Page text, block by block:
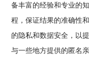
备丰富的经验和专业的
程，保证结果的准确性
的隐私和数据安全，以
与一些地方提供的匿名